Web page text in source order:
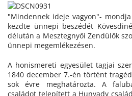
"Mindennek ideje vagyon"-
kezdte ünnepi beszédét
délután a Mesztegnyői Zendülők
ünnepi megemlékezésen.
A honismereti egyesület tagjai
1840 december 7.-én történt
sok évre meghatározta. A
családot telepített a Hunyady